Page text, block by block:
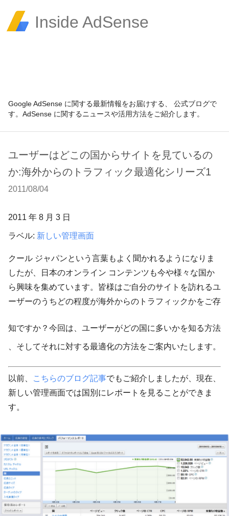
Inside AdSense
Google AdSense に関する最新情報をお届けする、 公式ブログで
す。AdSense に関するニュースや活用方法をご紹介します。
ユーザーはどこの国からサイトを見ているの
か:海外からのトラフィック最適化シリーズ1
2011/08/04
2011 年 8 月 3 日
ラベル: 新しい管理画面
クール ジャパンという言葉もよく聞かれるようになりま
したが、日本のオンライン コンテンツも今や様々な国か
ら興味を集めています。皆様はご自分のサイトを訪れるユ
ーザーのうちどの程度が海外からのトラフィックかをご存
知ですか？今回は、 ユーザーがどの国に多いかを知る方法
、そしてそれに対する最適化の方法をご案内いたします。
以前、 こちらのブログ記事でもご紹介しましたが、現在、
新しい管理画面では国別にレポートを見ることができま
す。